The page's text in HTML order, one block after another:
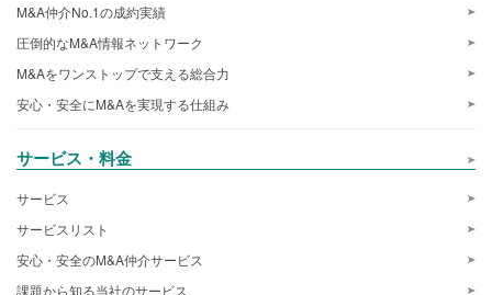
M&A仲介No.1の成約実績
圧倒的なM&A情報ネットワーク
M&Aをワンストップで支える総合力
安心・安全にM&Aを実現する仕組み
サービス・料金
サービス
サービスリスト
安心・安全のM&A仲介サービス
課題から知る当社のサービス